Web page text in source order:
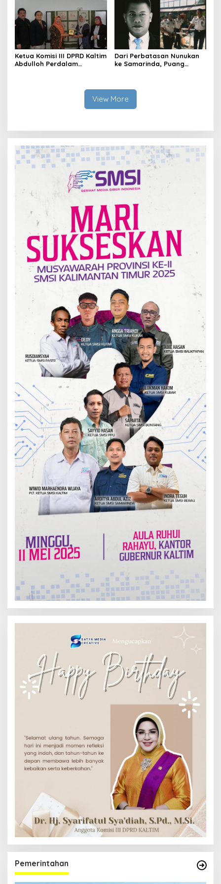
Ketua Komisi III DPRD Kaltim
Abdulloh Perdalam
Dari Perbatasan Nunukan
ke Samarinda, Puang
View More
Pemerintahan